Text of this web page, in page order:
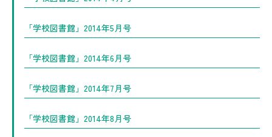
「学校図書館」2014年5月号
「学校図書館」2014年6月号
「学校図書館」2014年7月号
「学校図書館」2014年8月号